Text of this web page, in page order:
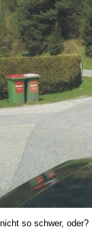
so schwer, oder?